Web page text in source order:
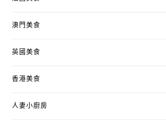
澳門美食
英國美食
香港美食
人妻小廚房